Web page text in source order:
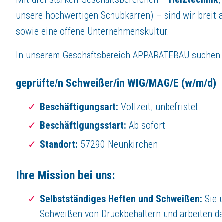
Bitte senden Sie Ihre vollständigen Bewerbungsunterlagen schriftlich
Kontakt
CAPITO GmbH & Co KG Verwaltungsgesellschaft
57290 Neunkirchen
+49 (0) 2735 / 760 0
CAPITO GmbH & Co. KG Verwaltungsgesellschaft
ist ein traditionsreiches mittelständisches Unternehmen mit
Carl Capito Transportgeräte
Carl Capito Apparatebau GmbH
Carl Capito Heiztechnik GmbH hat ihren Ursprung im Jahr
unsere hochwertigen Schubkarren) – sind wir breit
sowie eine offene Unternehmenskultur.
In unserem Geschäftsbereich APPARATEBAU
geprüfte/n Schweißer/in WIG/MAG/E (w/m/d)
Beschäftigungsart: Vollzeit, unbefristet
Beschäftigungsstart: Ab sofort
Standort: 57290 Neunkirchen
Ihre Mission bei uns:
Selbstständiges Heften und Schweißen: Sie
Schweißen von Druckbehältern und arbeiten